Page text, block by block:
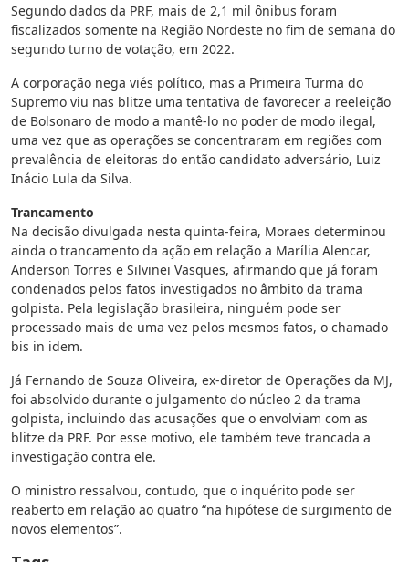
Segundo dados da PRF, mais de 2,1 mil ônibus foram
fiscalizados somente na Região Nordeste no fim de semana do
segundo turno de votação, em 2022.
A corporação nega viés político, mas a Primeira Turma do
Supremo viu nas blitze uma tentativa de favorecer a reeleição
de Bolsonaro de modo a mantê-lo no poder de modo ilegal,
uma vez que as operações se concentraram em regiões com
prevalência de eleitoras do então candidato adversário, Luiz
Inácio Lula da Silva.
Trancamento
Na decisão divulgada nesta quinta-feira, Moraes determinou
ainda o trancamento da ação em relação a Marília Alencar,
Anderson Torres e Silvinei Vasques, afirmando que já foram
condenados pelos fatos investigados no âmbito da trama
golpista. Pela legislação brasileira, ninguém pode ser
processado mais de uma vez pelos mesmos fatos, o chamado
bis in idem.
Já Fernando de Souza Oliveira, ex-diretor de Operações da MJ,
foi absolvido durante o julgamento do núcleo 2 da trama
golpista, incluindo das acusações que o envolviam com as
blitze da PRF. Por esse motivo, ele também teve trancada a
investigação contra ele.
O ministro ressalvou, contudo, que o inquérito pode ser
reaberto em relação ao quatro “na hipótese de surgimento de
novos elementos”.